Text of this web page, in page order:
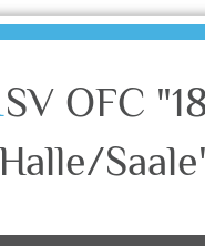
SV OFC